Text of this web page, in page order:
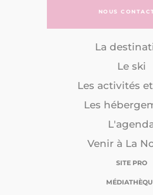
NOUS
La
Le ski
Les activités
Les
Venir à La
SITE PRO